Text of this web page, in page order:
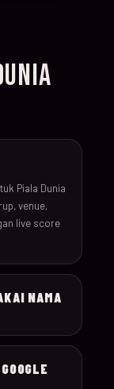
Türkiye v Paraguay
USA v Australia
Ecuador v Curaçao
Piala Dunia
venue,
live score
NAMA